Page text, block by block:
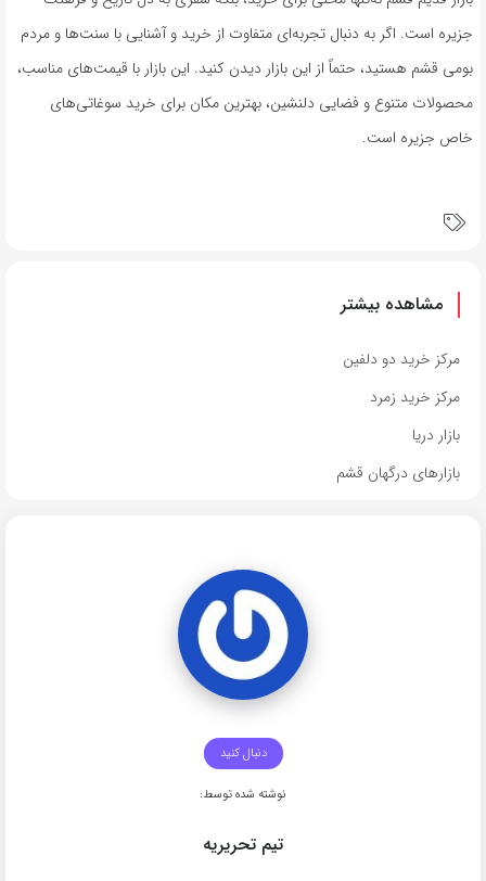
جزیره است. اگر به دنبال تجربه‌ای متفاوت از خرید و آشنایی با سنت‌ها و مردم
بومی قشم هستید، حتماً از این بازار دیدن کنید. این بازار با قیمت‌های مناسب،
محصولات متنوع و فضایی دلنشین، بهترین مکان برای خرید سوغاتی‌های
خاص جزیره است.
مشاهده بیشتر
مرکز خرید دو دلفین
مرکز خرید زمرد
بازار دریا
بازارهای درگهان قشم
دنبال کنید
نوشته شده توسط:
تیم تحریریه